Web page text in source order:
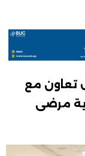
تعاون مع
مرضى